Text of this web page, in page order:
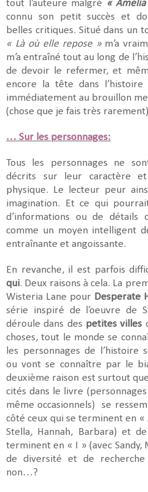
tout l’auteure malgré «
connu son petit succès et
belles critiques. Situé dans un
« Là où elle repose »m’a
m’a entraîné tout au long de
de devoir le refermer, et
encore la tête dans
immédiatement au brouillon
(chose que je fais très
… Sur les personnages:
Tous les personnages ne
décrits sur leur caractère
physique. Le lecteur peur
imagination. Et ce qui
d’informations ou de
comme un moyen intelligent
entraînante et angoissante.
En revanche, il est parfois
qui. Deux raisons à cela. La
Wisteria Lane pour Desperate
série inspiré de l’oeuvre de
déroule dans des petites villes
choses, tout le monde se
les personnages de l’histoire
ou vont se connaître par le
deuxième raison est surtout
cités dans le livre
même occasionnels) se
côté ceux qui se terminent en «
Stella, Hannah, Barbara) et
terminent en « I » (avec Sandy,
de diversité et de
non…?